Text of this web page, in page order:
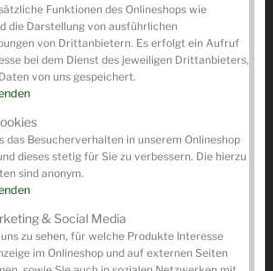
Funktionen des Onlineshops wie
die Darstellung von ausführlichen
von Drittanbietern. Es erfolgt ein Aufruf
bei dem Dienst des jeweiligen Drittanbieters,
von uns gespeichert.
das Besucherverhalten in unserem Onlineshop
dieses stetig für Sie zu verbessern. Die hierzu
sind anonym.
& Social Media
zu sehen, für welche Produkte Interesse
im Onlineshop und auf externen Seiten
(PDF)
849,-€*
iPhone
-
5G,
Produktdatenblatt
(PDF)
iPhone 17 Pro
256GB -
Tiefblau
Smartphone, 5G,
399,-
Violett
...